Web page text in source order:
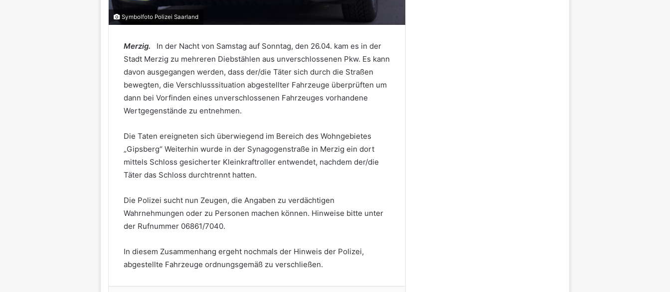
Symbolfoto Polizei Saarland
Merzig. In der Nacht von Samstag auf Sonntag, den 26.04. kam es in der
Stadt Merzig zu mehreren Diebstählen aus unverschlossenen Pkw. Es kann
davon ausgegangen werden, dass der/die Täter sich durch die Straßen
bewegten, die Verschlusssituation abgestellter Fahrzeuge überprüften um
dann bei Vorfinden eines unverschlossenen Fahrzeuges vorhandene
Wertgegenstände zu entnehmen.
Die Taten ereigneten sich überwiegend im Bereich des Wohngebietes
„Gipsberg“ Weiterhin wurde in der Synagogenstraße in Merzig ein dort
mittels Schloss gesicherter Kleinkraftroller entwendet, nachdem der/die
Täter das Schloss durchtrennt hatten.
Die Polizei sucht nun Zeugen, die Angaben zu verdächtigen
Wahrnehmungen oder zu Personen machen können. Hinweise bitte unter
der Rufnummer 06861/7040.
In diesem Zusammenhang ergeht nochmals der Hinweis der Polizei,
abgestellte Fahrzeuge ordnungsgemäß zu verschließen.